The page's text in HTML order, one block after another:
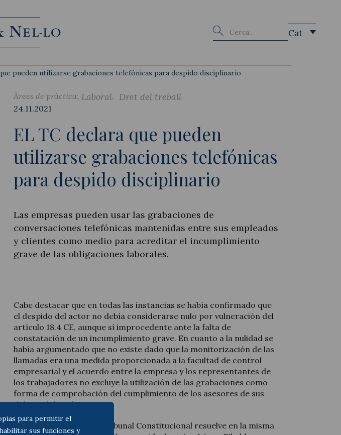
para permitir el
sus funciones y
Buscar Cat
pueden utilizarse grabaciones telefónicas para despido disciplinario
Àrees de pràctica: Laboral Dret del treball
24.11.2021
EL TC declara que pueden
utilizarse grabaciones telefónicas
para despido disciplinario
Las empresas pueden usar las grabaciones de
conversaciones telefónicas mantenidas entre sus empleados
y clientes como medio para acreditar el incumplimiento
grave de las obligaciones laborales.
Cabe destacar que en todas las instancias se había confirmado que
el despido del actor no debía considerarse nulo por vulneración del
artículo 18.4 CE, aunque sí improcedente ante la falta de
constatación de un incumplimiento grave. En cuanto a la nulidad se
había argumentado que no existe dado que la monitorización de las
llamadas era una medida proporcionada a la facultad de control
empresarial y el acuerdo entre la empresa y los representantes de
los trabajadores no excluye la utilización de las grabaciones como
forma de comprobación del cumplimiento de los asesores de sus
deberes laborales.
En el presente caso, el Tribunal Constitucional resuelve en la misma